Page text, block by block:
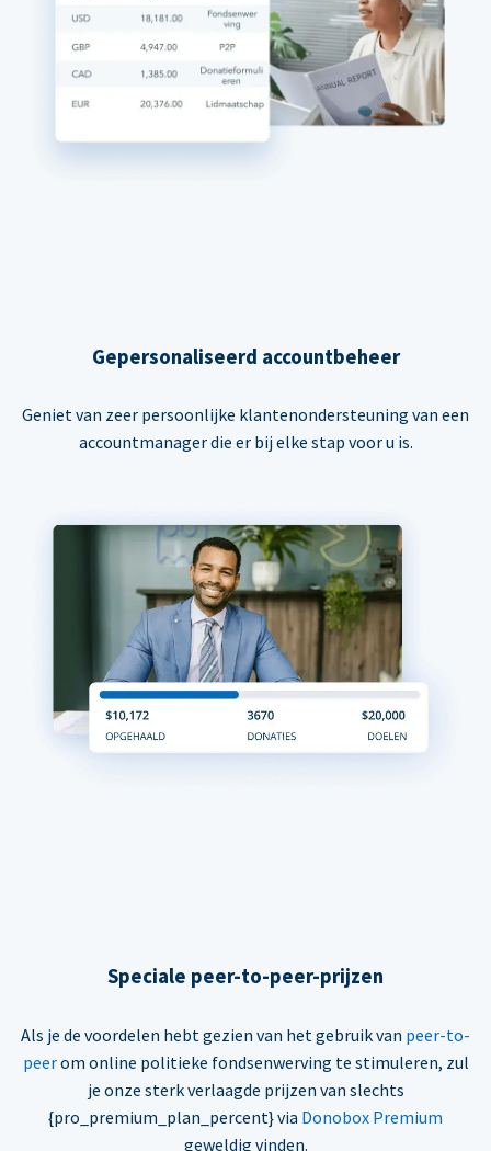
Gepersonaliseerd accountbeheer
Geniet van zeer persoonlijke klantenondersteuning van een
accountmanager die er bij elke stap voor u is.
Speciale peer-to-peer-prijzen
Als je de voordelen hebt gezien van het gebruik van peer-to-
peerom online politieke fondsenwerving te stimuleren, zul
je onze sterk verlaagde prijzen van slechts
{pro_premium_plan_percent} via Donobox Premium
geweldig vinden.